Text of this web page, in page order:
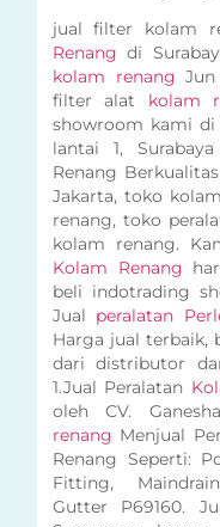
jual filter kolam
Renang di
kolam renang
filter alat kolam
showroom kami di
lantai 1,
Renang
Jakarta, toko
renang, toko
kolam renang.
Kolam Renang
beli indotrading
Jual peralatan
Harga jual terbaik,
dari distributor
1.Jual Peralatan
oleh CV.
renang Menjual
Renang Seperti:
Fitting,
Gutter P69160.